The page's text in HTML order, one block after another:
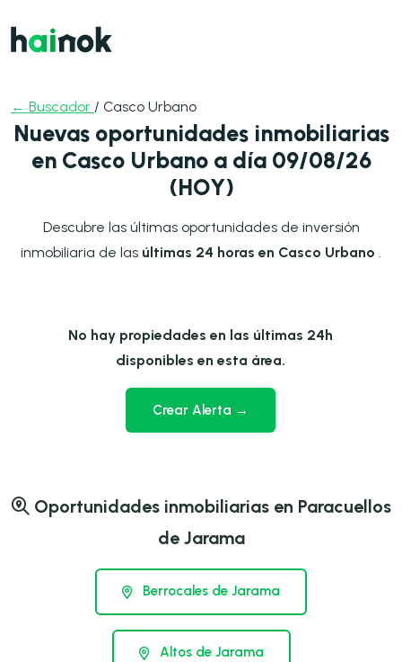
← Buscador / Casco Urbano
Nuevas oportunidades inmobiliarias
en Casco Urbano a día 09/08/26
(HOY)
Descubre las últimas oportunidades de inversión
inmobiliaria de las últimas 24 horas en Casco Urbano
No hay propiedades en las últimas 24h
disponibles en esta área.
Crear Alerta →
Oportunidades inmobiliarias en Paracuellos
de Jarama
Berrocales de Jarama
Altos de Jarama